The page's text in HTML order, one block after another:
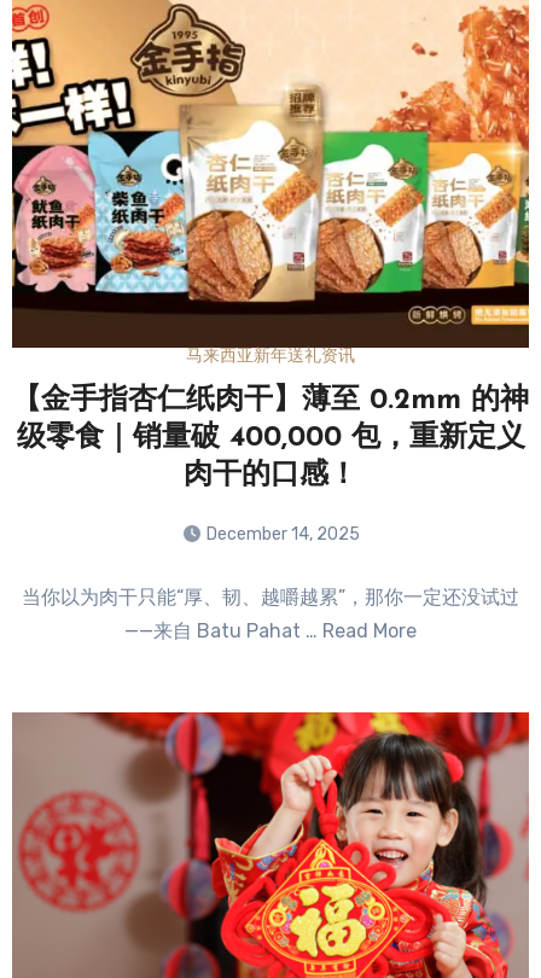
马来西亚新年送礼资讯
【金手指杏仁纸肉干】薄至 0.2mm 的神
级零食｜销量破 400,000 包，重新定义
肉干的口感！
December 14, 2025
Comments
当你以为肉干只能“厚、韧、越嚼越累”，那你一定还没试过
——来自 Batu Pahat … Read More